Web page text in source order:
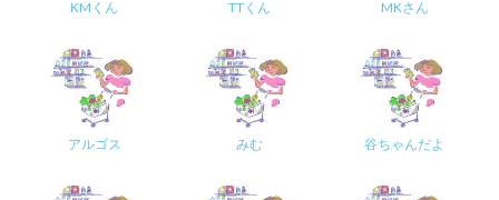
KMくん TTくん MKさん
アルゴス みむ 谷ちゃんだよ